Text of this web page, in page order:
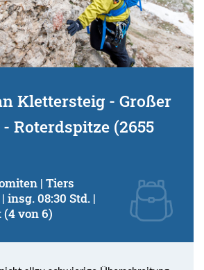
Klettersteig - Großer
Roterdspitze (2655
| Tiers
insg. 08:30 Std. |
von 6)